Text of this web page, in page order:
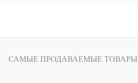
САМЫЕ ПРОДАВАЕМЫЕ ТОВАРЫ